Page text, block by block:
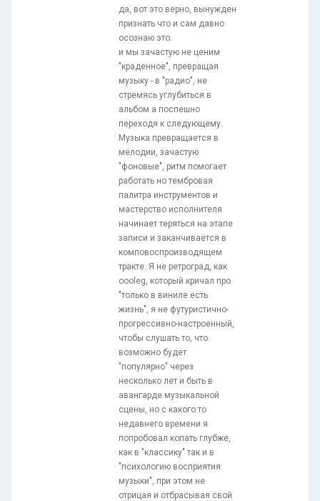
да, вот это верно, вынужден
признать что и сам давно
осознаю это.
и мы зачастую не ценим
"краденное", превращая
музыку - в "радио", не
стремясь углубиться в
альбом а поспешно
переходя к следующему.
Музыка превращается в
мелодии, зачастую
"фоновые", ритм помогает
работать но тембровая
палитра инструментов и
мастерство исполнителя
начинает теряться на этапе
записи и заканчивается в
комповоспроизводящем
тракте. Я не ретроград, как
oooleg, который кричал про
"только в виниле есть
жизнь", я не футуристично-
прогрессивно-настроенный,
чтобы слушать то, что
возможно будет
"популярно" через
несколько лет и быть в
авангарде музыкальной
сцены, но с какого то
недавнего времени я
попробовал копать глубже,
как в "классику" так и в
"психологию восприятия
музыки", при этом не
отрицая и отбрасывая свой